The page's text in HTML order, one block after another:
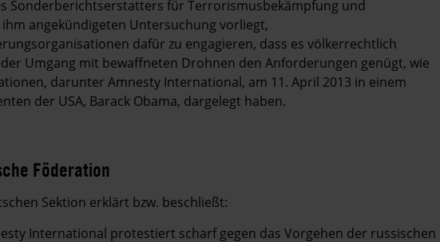
Sonderberichtserstatters für Terrorismusbekämpfung und
angekündigeten Untersuchung vorliegt,
dafür zu engagieren, dass es völkerrechtlich
Umgang mit bewaffneten Drohnen den Anforderungen genügt, wie
darunter Amnesty International, am 11. April 2013 in einem
der USA, Barack Obama, dargelegt haben.
Föderation
Sektion erklärt bzw. beschließt:
International protestiert scharf gegen das Vorgehen der russischen